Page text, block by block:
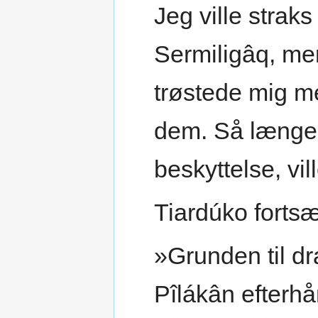
Jeg ville
Sermiligâq,
trøstede mig
dem. Så
beskyttelse,
Tiardúko
»Grunden til
Pîlákân